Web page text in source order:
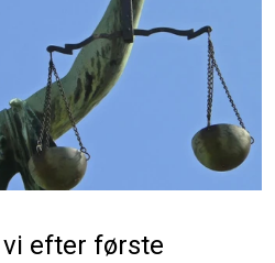
vi efter første